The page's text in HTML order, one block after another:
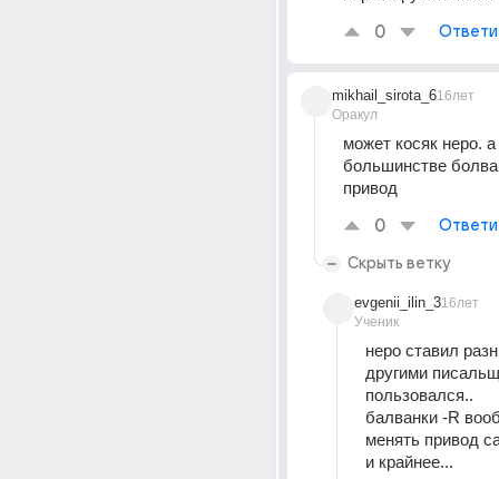
0
mikhail_sirota_6
Оракул
16лет
может косяк неро.
большинстве
привод
0
Скрыть ветку
evgenii_ilin_3
Ученик
16лет
неро ставил
другими
пользовался..
балванки -R
менять привод
и крайнее...